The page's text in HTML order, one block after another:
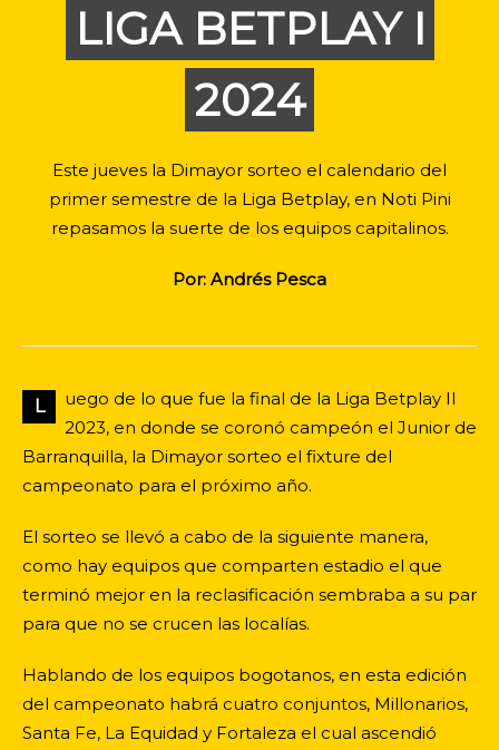
LIGA BETPLAY I
2024
Este jueves la Dimayor sorteo el calendario del
primer semestre de la Liga Betplay, en Noti Pini
repasamos la suerte de los equipos capitalinos.
Por: Andrés Pesca
L
uego de lo que fue la final de la Liga Betplay II
2023, en donde se coronó campeón el Junior de
Barranquilla, la Dimayor sorteo el fixture del
campeonato para el próximo año.
El sorteo se llevó a cabo de la siguiente manera,
como hay equipos que comparten estadio el que
terminó mejor en la reclasificación sembraba a su par
para que no se crucen las localías.
Hablando de los equipos bogotanos, en esta edición
del campeonato habrá cuatro conjuntos, Millonarios,
Santa Fe, La Equidad y Fortaleza el cual ascendió